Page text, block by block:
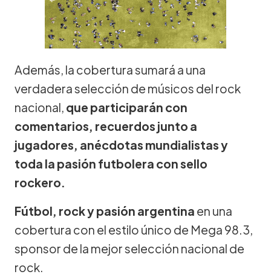
Además, la cobertura sumará a una
verdadera selección de músicos del rock
nacional, que participarán con
comentarios, recuerdos junto a
jugadores, anécdotas mundialistas y
toda la pasión futbolera con sello
rockero.
Fútbol, rock y pasión argentina en una
cobertura con el estilo único de Mega 98.3,
sponsor de la mejor selección nacional de
rock.